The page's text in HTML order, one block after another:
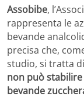
Assobibe,
rappresenta le
bevande
precisa che,
studio, si tratta
non può
bevande